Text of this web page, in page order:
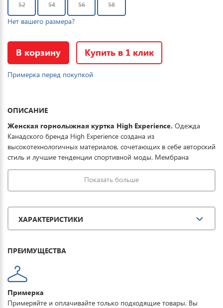
52 54 56 58
Нет вашего размера?
В корзину Купить в 1 клик
Примерка перед покупкой
ОПИСАНИЕ
Женская горнолыжная куртка High Experience. Одежда
Канадского бренда High Experience создана из
высокотехнологичных материалов, сочетающих в себе авторский
стиль и лучшие тенденции спортивной моды. Мембрана
15000/15000 защищает от мокрого снега, порывистого ветра и
ледяного дождя, дополнительно ткань обработана
водоотталкивающей пропиткой, что в целом обеспечивает
необходимом комфорте. Тонкий и легкий
утеплитель выдерживает температурный режим до -40°.
Отличная модель для занятия зимними видами спорта и
Показать больше
ХАРАКТЕРИСТИКИ
ПРЕИМУЩЕСТВА
Примерка
Примеряйте и оплачивайте только подходящие товары. Вы